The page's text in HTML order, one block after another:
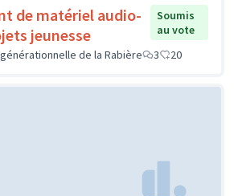
de matériel audio-
jeunesse
Soumis
au vote
de la Rabière
3 20